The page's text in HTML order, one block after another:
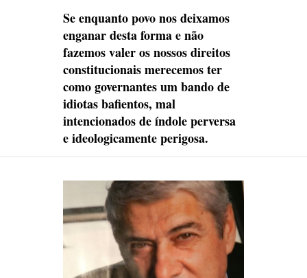
Se enquanto povo nos deixamos
enganar desta forma e não
fazemos valer os nossos direitos
constitucionais merecemos ter
como governantes um bando de
idiotas bafientos, mal
intencionados de índole perversa
e ideologicamente perigosa.